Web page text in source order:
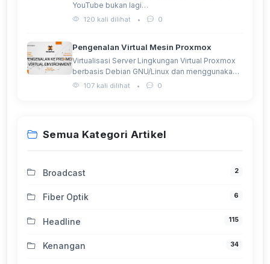
YouTube bukan lagi…
120 kali dilihat • 0
Pengenalan Virtual Mesin Proxmox
Virtualisasi Server Lingkungan Virtual Proxmox
berbasis Debian GNU/Linux dan menggunakan
Kernel Linux…
107 kali dilihat • 0
Semua Kategori Artikel
Broadcast 2
Fiber Optik 6
Headline 115
Kenangan 34